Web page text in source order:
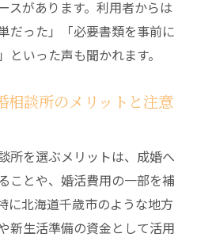
スがあります。利用者からは
だった」「必要書類を事前に
いった声も聞かれます。
相談所のメリットと注意
所を選ぶメリットは、成婚へ
ことや、婚活費用の一部を補
に北海道千歳市のような地方
新生活準備の資金として活用